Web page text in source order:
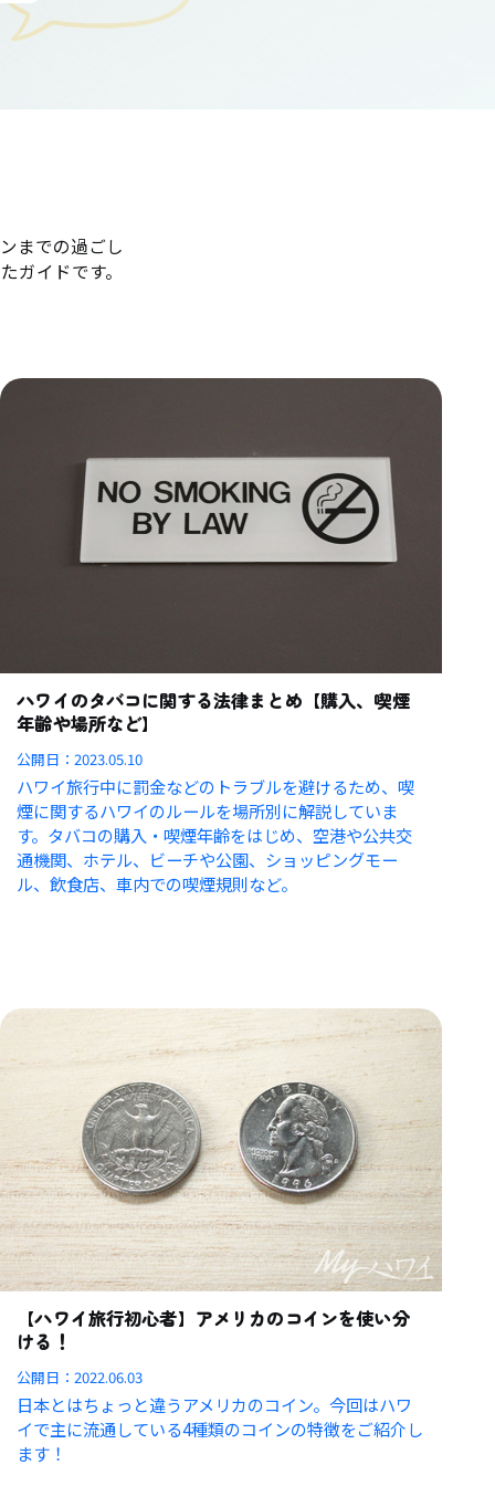
までの過ごし
ガイドです。
ハワイのタバコに関する法律まとめ【購入、喫煙
年齢や場所など】
公開日：2023.05.10
ハワイ旅行中に罰金などのトラブルを避けるため、喫
煙に関するハワイのルールを場所別に解説していま
す。タバコの購入・喫煙年齢をはじめ、空港や公共交
通機関、ホテル、ビーチや公園、ショッピングモー
ル、飲食店、車内での喫煙規則など。
【ハワイ旅行初心者】アメリカのコインを使い分
ける！
公開日：2022.06.03
日本とはちょっと違うアメリカのコイン。今回はハワ
イで主に流通している4種類のコインの特徴をご紹介し
ます！